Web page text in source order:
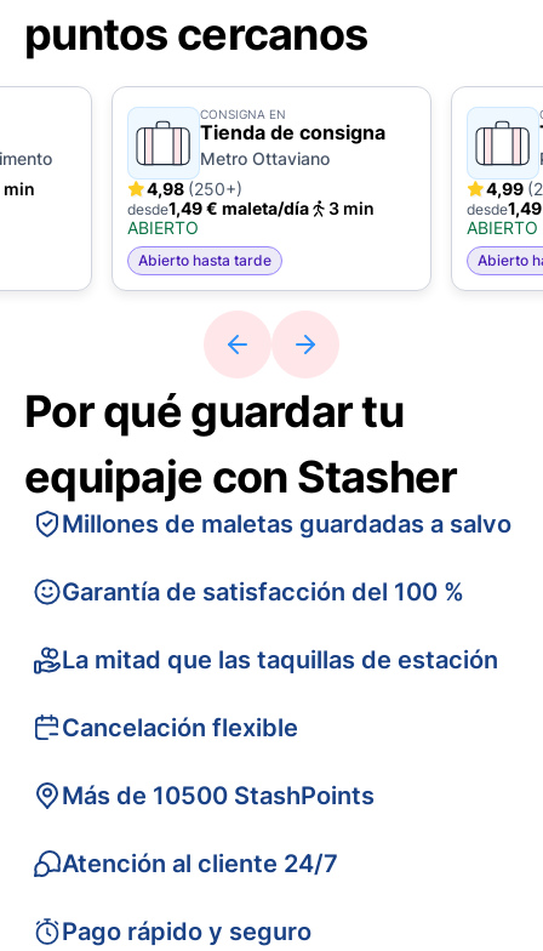
puntos cercanos
min
CONSIGNA EN
Tienda de consigna
Metro Ottaviano
4,98 (250+)
desde1,49 € maleta/día
3 min
ABIERTO
Abierto hasta tarde
4,99
desde
ABIERTO
Abierto
Por qué guardar tu
equipaje con Stasher
Millones de maletas guardadas a salvo
Garantía de satisfacción del 100 %
La mitad que las taquillas de estación
Cancelación flexible
Más de 10500 StashPoints
Atención al cliente 24/7
Pago rápido y seguro